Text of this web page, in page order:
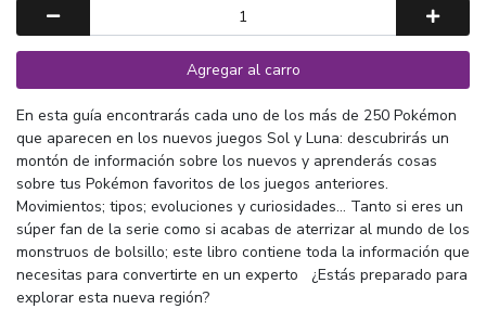
Agregar al carro
En esta guía encontrarás cada uno de los más de 250 Pokémon
que aparecen en los nuevos juegos Sol y Luna: descubrirás un
montón de información sobre los nuevos y aprenderás cosas
sobre tus Pokémon favoritos de los juegos anteriores.
Movimientos; tipos; evoluciones y curiosidades... Tanto si eres un
súper fan de la serie como si acabas de aterrizar al mundo de los
monstruos de bolsillo; este libro contiene toda la información que
necesitas para convertirte en un experto ¿Estás preparado para
explorar esta nueva región?